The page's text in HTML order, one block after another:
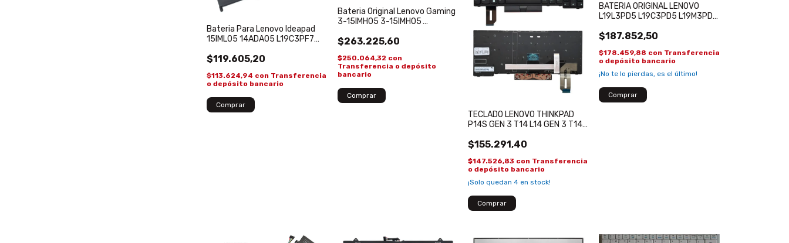
Bateria Para Lenovo Ideapad
15IML05 14ADA05 L19C3PF7
$119.605,20
$113.624,94 con Transferencia
o depósito bancario
Bateria Original Lenovo Gaming
3-15IMH05 3-15IMH05
$263.225,60
$250.064,32 con
Transferencia o depósito
bancario
TECLADO LENOVO THINKPAD
P14S GEN 3 T14 L14 GEN 3 T14
$155.291,40
$147.526,83 con Transferencia
o depósito bancario
¡Solo quedan4 en stock!
BATERIA ORIGINAL LENOVO
L19L3PD5 L19C3PD5 L19M3PD5
GEN 2
$187.852,50
$178.459,88 con Transferencia
o depósito bancario
¡No te lo pierdas, es el último!